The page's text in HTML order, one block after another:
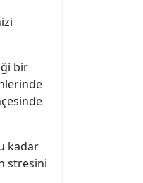
bir
kadar
stresini